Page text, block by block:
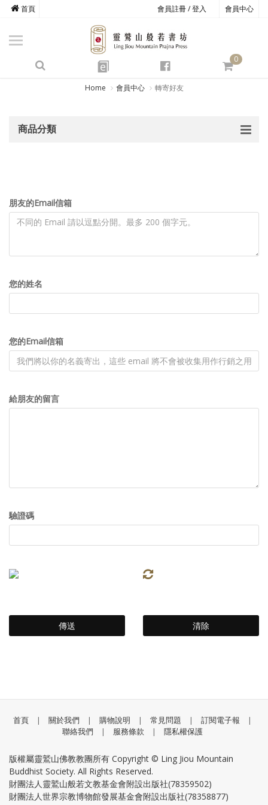
會員註冊 / 登入 會員中心
首頁
e
0
商品總覽
心道書庫
靈鷲叢書
心靈影音
Home 會員中心 轉寄好友
商品分類
朋友的Email信箱
您的姓名
您的Email信箱
給朋友的留言
驗證碼
首頁 | 關於我們 | 購物說明 | 常見問題 | 訂閱電子報
|
聯絡我們
| 服務條款 | 隱私權保護
版權屬靈鷲山佛教教團所有 Copyright © Ling Jiou Mountain
Buddhist Society. All Rights Reserved.
財團法人靈鷲山般若文教基金會附設出版社(78359502)
財團法人世界宗教博物館發展基金會附設出版社(78358877)